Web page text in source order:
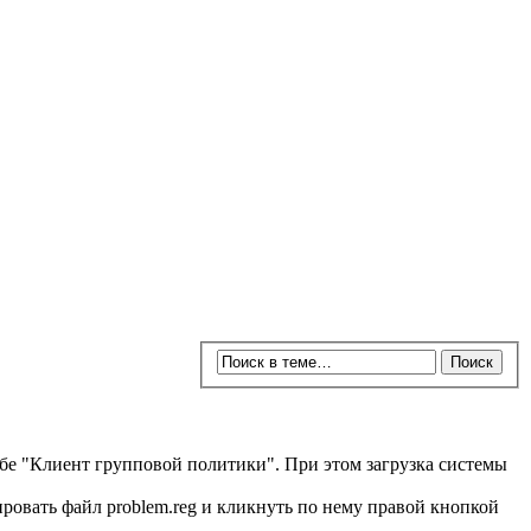
"Клиент групповой политики". При этом загрузка системы
файл problem.reg и кликнуть по нему правой кнопкой